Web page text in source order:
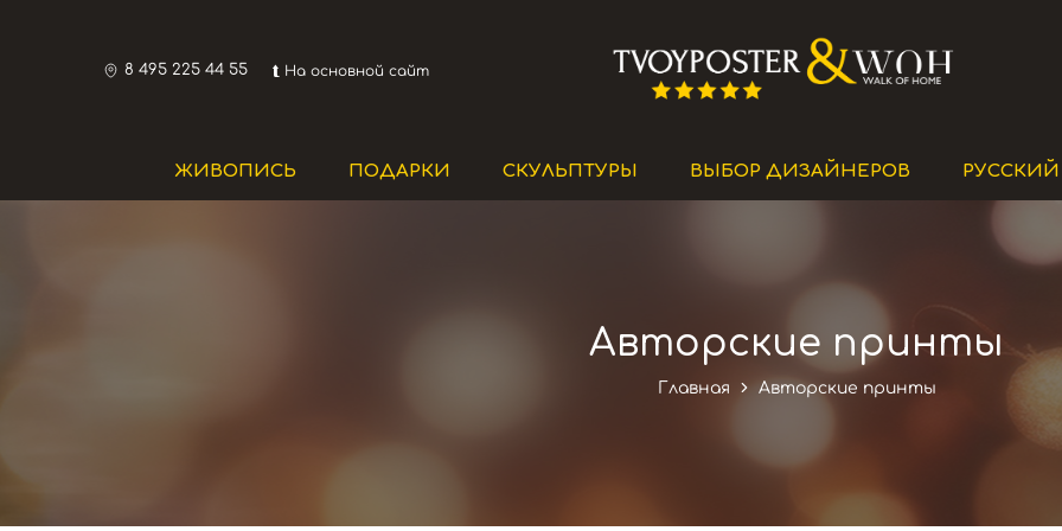
8 495 225 44 55 ⮬ На основной сайт
Премиальные
постеры
Интернет-
магазин
ЖИВОПИСЬ ПОДАРКИ СКУЛЬПТУРЫ ВЫБОР ДИЗАЙНЕРОВ
Главная Авторские принты
Авторские принты